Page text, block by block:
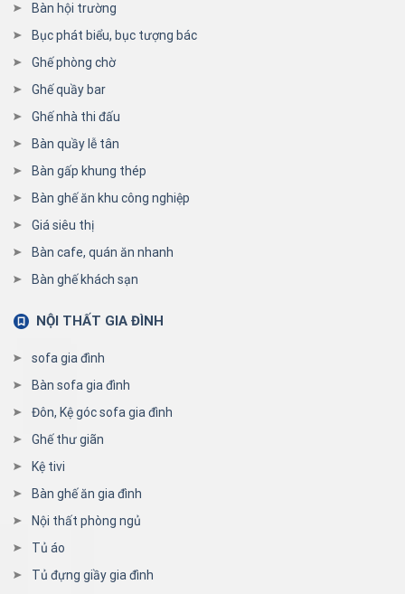
Bàn hội trường
Bục phát biểu, bục tượng bác
Ghế phòng chờ
Ghế quầy bar
Ghế nhà thi đấu
Bàn quầy lễ tân
Bàn gấp khung thép
Bàn ghế ăn khu công nghiệp
Giá siêu thị
Bàn cafe, quán ăn nhanh
Bàn ghế khách sạn
NỘI THẤT GIA ĐÌNH
sofa gia đình
Bàn sofa gia đình
Đôn, Kệ góc sofa gia đình
Ghế thư giãn
Kệ tivi
Bàn ghế ăn gia đình
Nội thất phòng ngủ
Tủ áo
Tủ đựng giầy gia đình